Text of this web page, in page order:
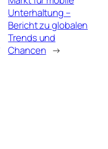
Unterhaltung –
Bericht zu globalen
Trends und
Chancen →